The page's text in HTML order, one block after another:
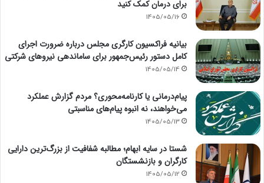
برای درمان کمک کنید
1405/05/16
بیانیه فراکسیون کارگری مجلس درباره ضرورت اجرای
کامل دستور رئیس‌جمهور برای ساماندهی نیروهای شرکتی
1405/05/14
پیام‌درمانی یا کارنامه‌محوری؟ مردم گزارش عملکرد
می‌خواهند، نه انبوه پیام‌های مناسبتی
1405/05/13
شستا در سایه ابهام؛ مطالبه شفافیت از بزرگ‌ترین دارایی
کارگران و بازنشستگان
1405/05/12